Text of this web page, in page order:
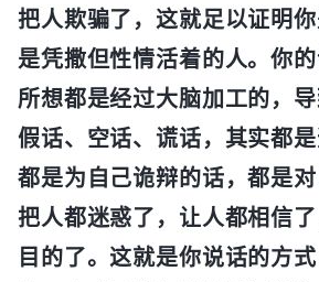
把人欺骗了，这就足以证明
是凭撒但性情活着的人。你
所想都是经过大脑加工的，
假话、空话、谎话，其实都是
都是为自己诡辩的话，都是对
把人都迷惑了，让人都相信
目的了。这就是你说话的方